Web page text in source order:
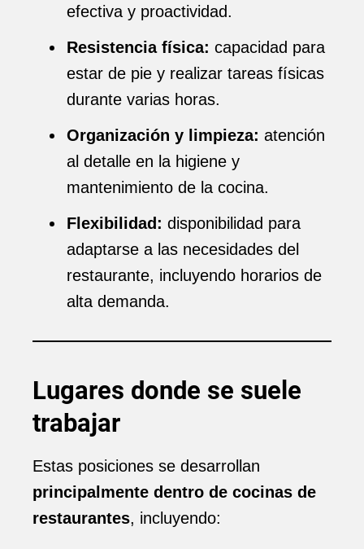
efectiva y proactividad.
Resistencia física: capacidad para
estar de pie y realizar tareas físicas
durante varias horas.
Organización y limpieza: atención
al detalle en la higiene y
mantenimiento de la cocina.
Flexibilidad: disponibilidad para
adaptarse a las necesidades del
restaurante, incluyendo horarios de
alta demanda.
Lugares donde se suele
trabajar
Estas posiciones se desarrollan
principalmente dentro de cocinas de
restaurantes, incluyendo: